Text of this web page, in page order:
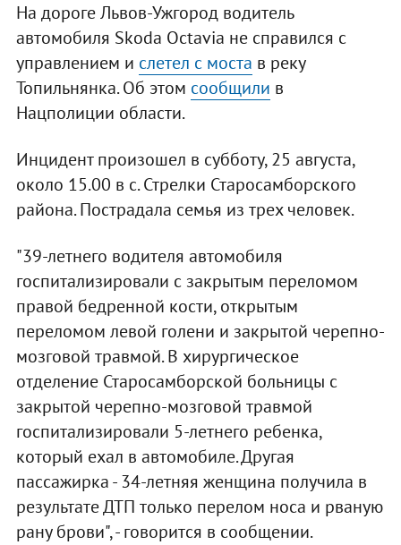
На дороге Львов-Ужгород водитель
автомобиля Skoda Octavia не справился с
управлением и слетел с моста в реку
Топильнянка. Об этом сообщили в
Нацполиции области.
Инцидент произошел в субботу, 25 августа,
около 15.00 в с. Стрелки Старосамборского
района. Пострадала семья из трех человек.
"39-летнего водителя автомобиля
госпитализировали с закрытым переломом
правой бедренной кости, открытым
переломом левой голени и закрытой черепно-
мозговой травмой. В хирургическое
отделение Старосамборской больницы с
закрытой черепно-мозговой травмой
госпитализировали 5-летнего ребенка,
который ехал в автомобиле. Другая
пассажирка - 34-летняя женщина получила в
результате ДТП только перелом носа и рваную
рану брови", - говорится в сообщении.